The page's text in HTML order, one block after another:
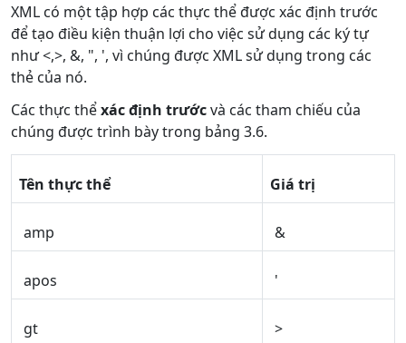
XML có một tập hợp các thực thể được xác định trước
để tạo điều kiện thuận lợi cho việc sử dụng các ký tự
như <,>, &, ", ', vì chúng được XML sử dụng trong các
thẻ của nó.
Các thực thểxác định trướcvà các tham chiếu của
chúng được trình bày trong bảng 3.6.
Tên thực thể Giá trị
amp &
apos '
gt >